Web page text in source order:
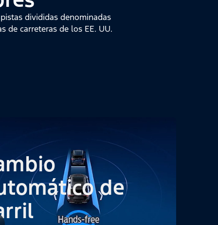
divididas denominadas
de carreteras de los EE. UU.
de